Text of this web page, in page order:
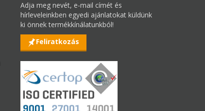
Adja meg nevét, e-mail címét és
hírleveleinkben egyedi ajánlatokat küldünk
ki önnek termékkínálatunkból!
Feliratkozás